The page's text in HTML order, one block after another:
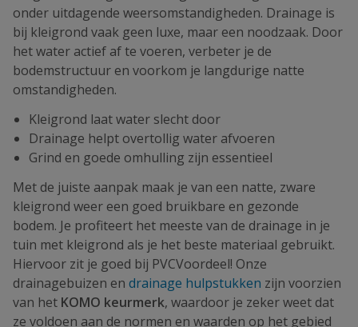
onder uitdagende weersomstandigheden. Drainage is
bij kleigrond vaak geen luxe, maar een noodzaak. Door
het water actief af te voeren, verbeter je de
bodemstructuur en voorkom je langdurige natte
omstandigheden.
Kleigrond laat water slecht door
Drainage helpt overtollig water afvoeren
Grind en goede omhulling zijn essentieel
Met de juiste aanpak maak je van een natte, zware
kleigrond weer een goed bruikbare en gezonde
bodem. Je profiteert het meeste van de drainage in je
tuin met kleigrond als je het beste materiaal gebruikt.
Hiervoor zit je goed bij PVCVoordeel! Onze
drainagebuizen en drainage hulpstukken zijn voorzien
van het KOMO keurmerk, waardoor je zeker weet dat
ze voldoen aan de normen en waarden op het gebied